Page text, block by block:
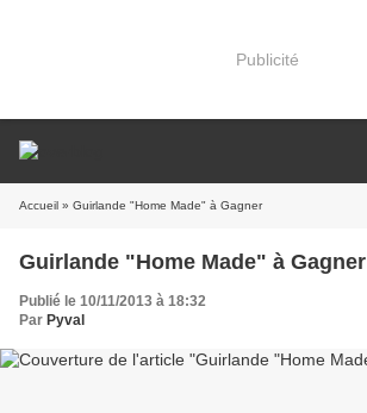
Publicité
Accueil » Guirlande "Home Made" à Gagner
Guirlande "Home Made" à Gagner
Publié le 10/11/2013 à 18:32
Par Pyval